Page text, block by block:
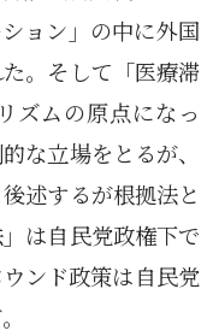
ョン」の中に外国
。そして「医療滞
ズムの原点になっ
な立場をとるが、
述するが根拠法と
は自民党政権下で
ンド政策は自民党